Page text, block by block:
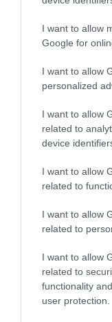
I want to allow
Google for
I want to allow
personalized
I want to allow
related to
device
I want to allow
related to
I want to allow
related to
I want to allow
related to
functionality
user protection.
1 στις 5
κάνει
17.01.2022